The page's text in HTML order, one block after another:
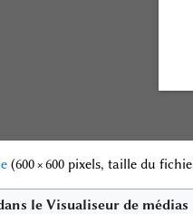
(600 × 600 pixels, taille du
le Visualiseur de médias